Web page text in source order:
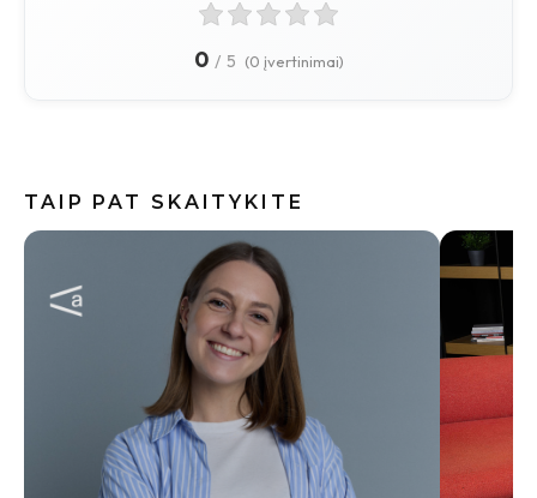
0 / 5 (0 įvertinimai)
TAIP PAT SKAITYKITE